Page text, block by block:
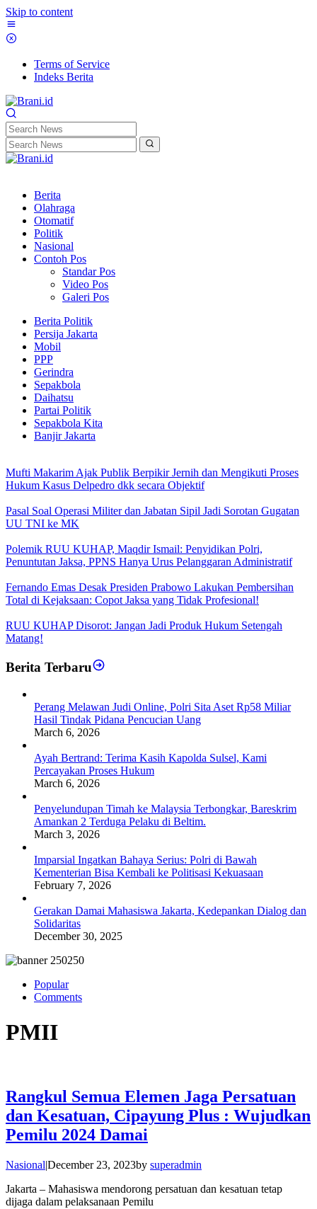
Skip to content
Terms of Service
Indeks Berita
Berita
Olahraga
Otomatif
Politik
Nasional
Contoh Pos
Standar Pos
Video Pos
Galeri Pos
Berita Politik
Persija Jakarta
Mobil
PPP
Gerindra
Sepakbola
Daihatsu
Partai Politik
Sepakbola Kita
Banjir Jakarta
Mufti Makarim Ajak Publik Berpikir Jernih dan Mengikuti Proses
Hukum Kasus Delpedro dkk secara Objektif
Pasal Soal Operasi Militer dan Jabatan Sipil Jadi Sorotan Gugatan
UU TNI ke MK
Polemik RUU KUHAP, Maqdir Ismail: Penyidikan Polri,
Penuntutan Jaksa, PPNS Hanya Urus Pelanggaran Administratif
Fernando Emas Desak Presiden Prabowo Lakukan Pembersihan
Total di Kejaksaan: Copot Jaksa yang Tidak Profesional!
RUU KUHAP Disorot: Jangan Jadi Produk Hukum Setengah
Matang!
Berita Terbaru
Perang Melawan Judi Online, Polri Sita Aset Rp58 Miliar
Hasil Tindak Pidana Pencucian Uang
March 6, 2026
Ayah Bertrand: Terima Kasih Kapolda Sulsel, Kami
Percayakan Proses Hukum
March 6, 2026
Penyelundupan Timah ke Malaysia Terbongkar, Bareskrim
Amankan 2 Terduga Pelaku di Beltim.
March 3, 2026
Imparsial Ingatkan Bahaya Serius: Polri di Bawah
Kementerian Bisa Kembali ke Politisasi Kekuasaan
February 7, 2026
Gerakan Damai Mahasiswa Jakarta, Kedepankan Dialog dan
Solidaritas
December 30, 2025
Popular
Comments
PMII
Rangkul Semua Elemen Jaga Persatuan
dan Kesatuan, Cipayung Plus : Wujudkan
Pemilu 2024 Damai
Nasional|December 23, 2023by superadmin
Jakarta – Mahasiswa mendorong persatuan dan kesatuan tetap
dijaga dalam pelaksanaan Pemilu